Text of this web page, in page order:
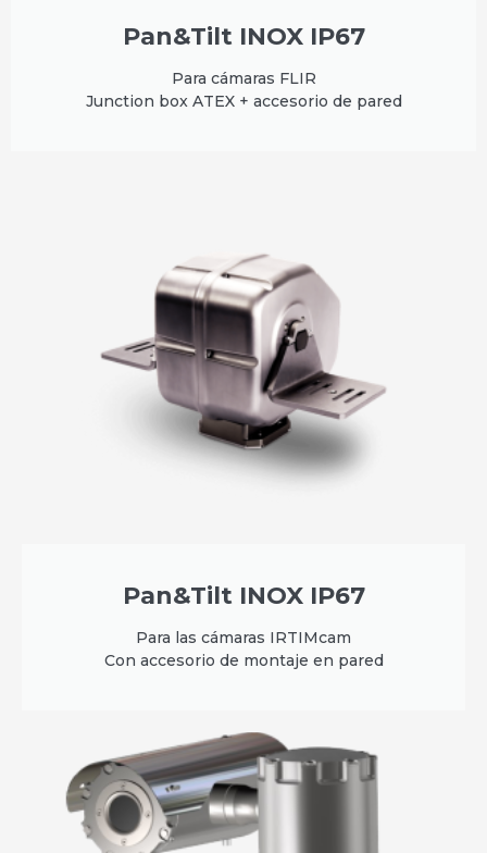
Pan&Tilt INOX IP67
Para cámaras FLIR
Junction box ATEX + accesorio de pared
Pan&Tilt INOX IP67
Para las cámaras IRTIMcam
Con accesorio de montaje en pared